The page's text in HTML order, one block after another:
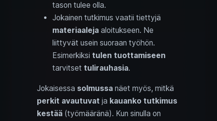
tason tulee olla.
Jokainen tutkimus vaatii tiettyjä
materiaaleja aloitukseen. Ne
liittyvät usein suoraan työhön.
Esimerkiksi tulen tuottamiseen
tarvitset tulirauhasia.
Jokaisessa solmussa näet myös, mitkä
perkit avautuvat ja kauanko tutkimus
kestää (työmääränä). Kun sinulla on